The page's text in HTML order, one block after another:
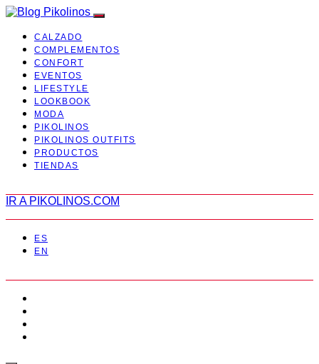
CALZADO
COMPLEMENTOS
CONFORT
EVENTOS
LIFESTYLE
LOOKBOOK
MODA
PIKOLINOS
PIKOLINOS OUTFITS
PRODUCTOS
TIENDAS
IR A PIKOLINOS.COM
ES
EN